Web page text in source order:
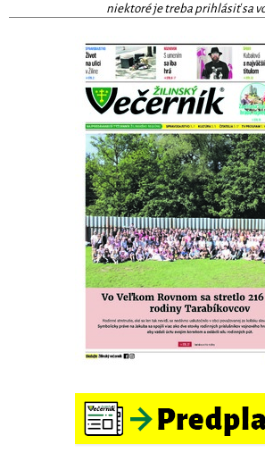
niektoré je treba prihlásiť sa